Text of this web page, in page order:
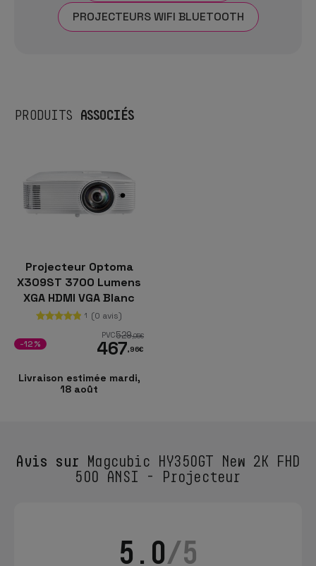
PROJECTEURS WIFI BLUETOOTH
PRODUITS ASSOCIÉS
Projecteur Optoma
X309ST 3700 Lumens
XGA HDMI VGA Blanc
1 (0 avis)
PVC529,05€
467,96€
-12%
Livraison estimée mardi,
18 août
Avis sur Magcubic HY350GT New 2K FHD
500 ANSI - Projecteur
5.0/5